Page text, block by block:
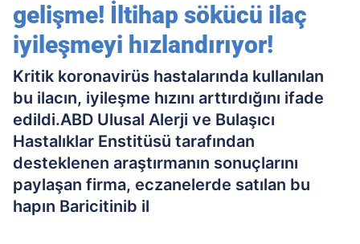
gelişme! İltihap sökücü ilaç
iyileşmeyi hızlandırıyor!
Kritik koronavirüs hastalarında kullanılan
bu ilacın, iyileşme hızını arttırdığını ifade
edildi.ABD Ulusal Alerji ve Bulaşıcı
Hastalıklar Enstitüsü tarafından
desteklenen araştırmanın sonuçlarını
paylaşan firma, eczanelerde satılan bu
hapın Baricitinib il